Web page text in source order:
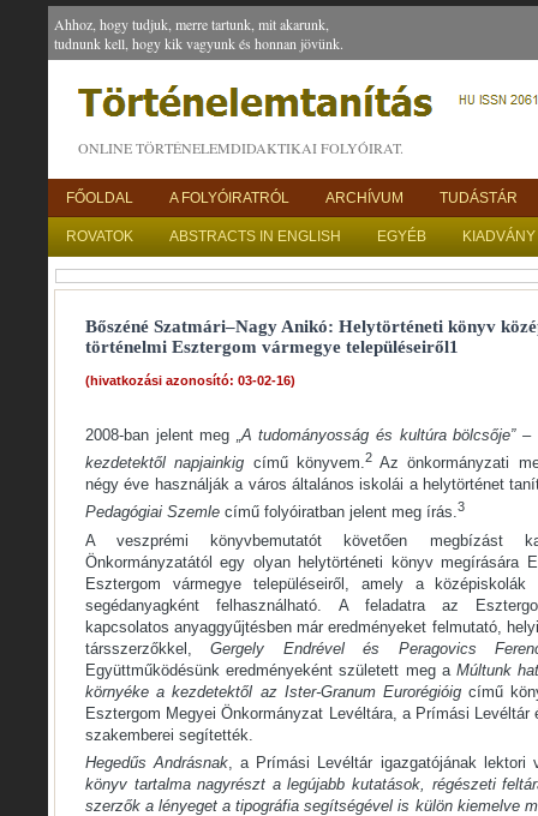
Ahhoz, hogy tudjuk, merre tartunk, mit akarunk,
tudnunk kell, hogy kik vagyunk és honnan jövünk.
ONLINE TÖRTÉNELEMDIDAKTIKAI FOLYÓIRAT.
FŐOLDAL A FOLYÓIRATRÓL ARCHÍVUM TUDÁSTÁR
ROVATOK ABSTRACTS IN ENGLISH EGYÉB
Bőszéné Szatmári–Nagy Anikó: Helytörténeti könyv
történelmi Esztergom vármegye településeiről1
(hivatkozási azonosító: 03-02-16)
2008-ban jelent meg „A tudományosság és kultúra bölcsője”
kezdetektől napjainkig című könyvem.2Az önkormányzati
négy éve használják a város általános iskolái a helytörténet
Pedagógiai Szemle című folyóiratban jelent meg írás.3
A veszprémi könyvbemutatót követően megbízást
Önkormányzatától egy olyan helytörténeti könyv megírására
Esztergom vármegye településeiről, amely a középiskolák
segédanyagként felhasználható. A feladatra az
kapcsolatos anyaggyűjtésben már eredményeket felmutató,
társszerzőkkel,Gergely Endrével és Peragovics
Együttműködésünk eredményeként született meg a Múltunk
környéke a kezdetektől az Ister-Granum Eurorégióig című
Esztergom Megyei Önkormányzat Levéltára, a Prímási
szakemberei segítették.
Hegedűs Andrásnak , a Prímási Levéltár igazgatójának lektori
könyv tartalma nagyrészt a legújabb kutatások, régészeti
szerzők a lényeget a tipográfia segítségével is külön kiemelve